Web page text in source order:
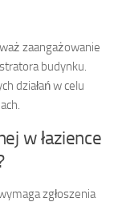
zaangażowanie
budynku.
działań w celu
w łazience
zgłoszenia